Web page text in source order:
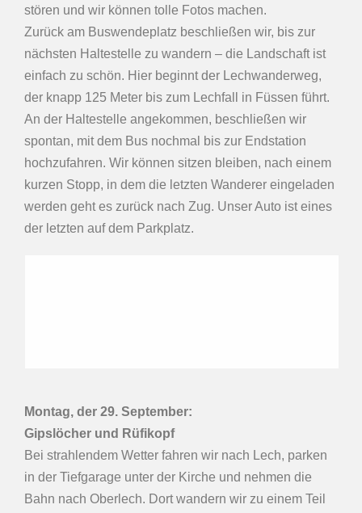
stören und wir können tolle Fotos machen.
Zurück am Buswendeplatz beschließen wir, bis zur
nächsten Haltestelle zu wandern – die Landschaft ist
einfach zu schön. Hier beginnt der Lechwanderweg,
der knapp 125 Meter bis zum Lechfall in Füssen führt.
An der Haltestelle angekommen, beschließen wir
spontan, mit dem Bus nochmal bis zur Endstation
hochzufahren. Wir können sitzen bleiben, nach einem
kurzen Stopp, in dem die letzten Wanderer eingeladen
werden geht es zurück nach Zug. Unser Auto ist eines
der letzten auf dem Parkplatz.
Montag, der 29. September:
Gipslöcher und Rüfikopf
Bei strahlendem Wetter fahren wir nach Lech, parken
in der Tiefgarage unter der Kirche und nehmen die
Bahn nach Oberlech. Dort wandern wir zu einem Teil